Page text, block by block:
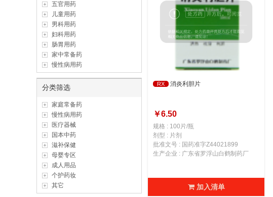
五官用药
儿童用药
男科用药
妇科用药
肠胃用药
家中常备药
慢性病用药
分类筛选
家庭常备药
慢性病用药
医疗器械
国本中药
滋补保健
母婴专区
成人用品
个护药妆
其它
RX 消炎利胆片
￥6.50
规格 : 100片/瓶
剂型 : 片剂
批准文号 : 国药准字Z44021899
生产企业 : 广东省罗浮山白鹤制药厂
加入清单